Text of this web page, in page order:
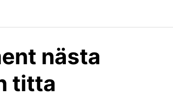
nästa
titta